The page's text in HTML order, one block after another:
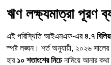
ঋণ লক্ষ্যমাত্রা পূরণ
এই পরিস্থিতি আইএমএফ-এর ৪.৭
স্পষ্ট লঙ্ঘন। শর্ত অনুযায়ী, ২০২৬ সালের
হার ১০ শতাংশের নিচেনামিয়ে আনার কথা